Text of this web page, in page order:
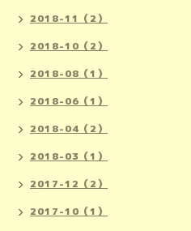
2018-11（2）
2018-10（2）
2018-08（1）
2018-06（1）
2018-04（2）
2018-03（1）
2017-12（2）
2017-10（1）